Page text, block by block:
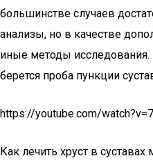
большинстве случаев
анализы, но в качестве
иные методы
берется проба пункции
https://youtube.com/
Как лечить хруст в